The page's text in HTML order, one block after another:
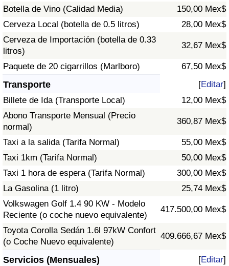
Botella de Vino (Calidad Media)
150,00 Mex$
Cerveza Local (botella de 0.5 litros)
28,00 Mex$
Cerveza de Importación (botella de 0.33
litros)
32,67 Mex$
Paquete de 20 cigarrillos (Marlboro) 67,50 Mex$
Transporte [Editar]
Billete de Ida (Transporte Local)
12,00 Mex$
Abono Transporte Mensual (Precio
normal)
360,87 Mex$
Taxi a la salida (Tarifa Normal)
55,00 Mex$
Taxi 1km (Tarifa Normal)
50,00 Mex$
Taxi 1 hora de espera (Tarifa Normal)
300,00 Mex$
La Gasolina (1 litro)
25,74 Mex$
Volkswagen Golf 1.4 90 KW - Modelo
Reciente (o coche nuevo equivalente)
417.500,00 Mex$
Toyota Corolla Sedán 1.6l 97kW Confort
(o Coche Nuevo equivalente)
409.666,67 Mex$
Servicios (Mensuales) [Editar]
Índice de Tráfico (Actual)
Índice de Tráfico por País